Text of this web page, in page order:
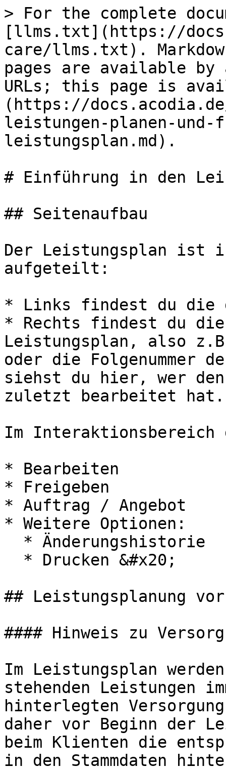
> For the complete
[llms.txt](https://
care/llms.txt).
pages are available by
URLs; this page is
(https://
leistungen-planen-
leistungsplan.md).
# Einführung in den
## Seitenaufbau
Der Leistungsplan ist
aufgeteilt:
* Links findest du die
* Rechts findest du die
Leistungsplan, also
oder die Folgenummer
siehst du hier, wer
zuletzt bearbeitet hat.
Im Interaktionsbereich
* Bearbeiten
* Freigeben
* Auftrag / Angebot
* Weitere Optionen:
## Leistungsplanung
#### Hinweis zu
Im Leistungsplan
stehenden Leistungen
hinterlegten
daher vor Beginn der
beim Klienten die
in den Stammdaten